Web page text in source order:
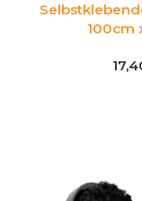
100cm